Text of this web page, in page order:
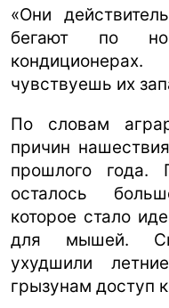
«Они
бегают по
чувствуешь их
По словам
причин
прошлого года.
осталось
которое стало
для мышей.
ухудшили
грызунам доступ